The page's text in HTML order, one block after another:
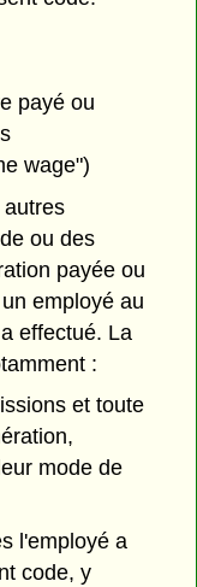
payé ou
wage")
ou des
payée ou
employé au
effectué. La
:
et toute
mode de
l'employé a
code, y